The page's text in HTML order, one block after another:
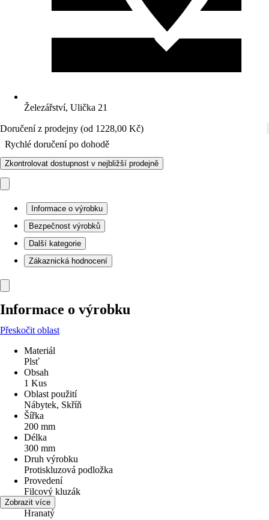
Železářství, Ulička 21
Doručení z prodejny (od 1228,00 Kč)
Rychlé doručení po dohodě
Zkontrolovat dostupnost v nejbližší prodejně
Informace o výrobku
Bezpečnost výrobků
Další kategorie
Zákaznická hodnocení
Informace o výrobku
Přeskočit oblast
Materiál
Plsť
Obsah
1 Kus
Oblast použití
Nábytek, Skříň
Šířka
200 mm
Délka
300 mm
Druh výrobku
Protiskluzová podložka
Provedení
Filcový kluzák
Tvar
Hranatý
Zobrazit více